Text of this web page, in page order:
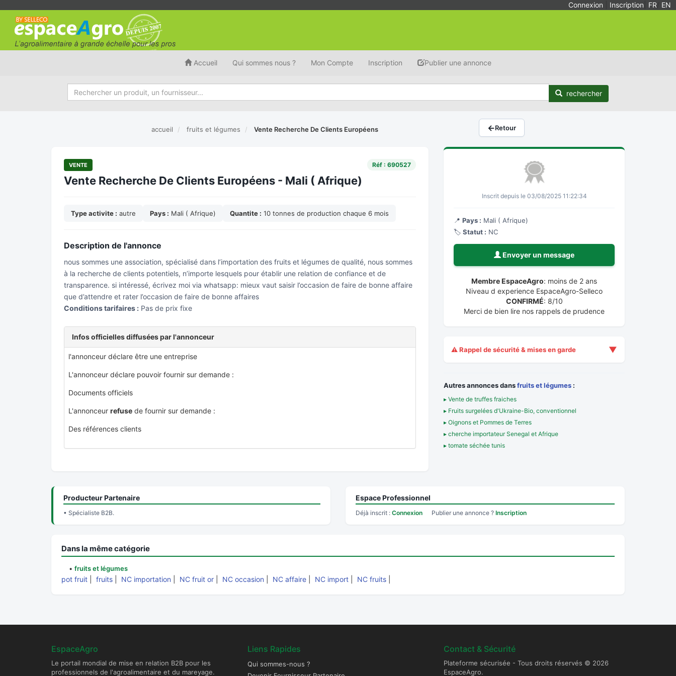
Connexion Inscription FR EN
Accueil Qui sommes nous ? Mon Compte Inscription Publier une annonce
rechercher
accueil fruits et légumes Vente Recherche De Clients Européens ←Retour
VENTE Réf : 690527
Vente Recherche De Clients Européens - Mali ( Afrique)
Type activite : autre Pays : Mali ( Afrique) Quantite : 10 tonnes de production chaque 6 mois
Description de l'annonce
nous sommes une association, spécialisé dans l’importation des fruits et légumes de qualité, nous sommes
à la recherche de clients potentiels, n’importe lesquels pour établir une relation de confiance et de
transparence. si intéressé, écrivez moi via whatsapp: mieux vaut saisir l’occasion de faire de bonne affaire
que d’attendre et rater l’occasion de faire de bonne affaires
Conditions tarifaires : Pas de prix fixe
Infos officielles diffusées par l'annonceur
l'annonceur déclare être une entreprise
L'annonceur déclare pouvoir fournir sur demande :
Documents officiels
L'annonceur refuse de fournir sur demande :
Des références clients
Inscrit depuis le 03/08/2025 11:22:34
📍 Pays : Mali ( Afrique)
🏷️ Statut : NC
Envoyer un message
Membre EspaceAgro: moins de 2 ans
Niveau d experience EspaceAgro-Selleco
CONFIRMÉ: 8/10
Merci de bien lire nos rappels de prudence
⚠️ Rappel de sécurité & mises en garde ▼
Autres annonces dansfruits et légumes :
▸ Vente de truffes fraiches
▸ Fruits surgelées d'Ukraine-Bio, conventionnel
▸ Oignons et Pommes de Terres
▸ cherche importateur Senegal et Afrique
▸ tomate séchée tunis
Producteur Partenaire
• Spécialiste B2B.
Espace Professionnel
Déjà inscrit : Connexion Publier une annonce ? Inscription
Dans la même catégorie
• fruits et légumes
pot fruit fruits NC importation NC fruit or NC occasion NC affaire NC import NC fruits
EspaceAgro
Le portail mondial de mise en relation B2B pour les
professionnels de l'agroalimentaire et du mareyage.
Liens Rapides
Qui sommes-nous ?
Contact & Sécurité
Plateforme sécurisée - Tous droits réservés © 2026
EspaceAgro.